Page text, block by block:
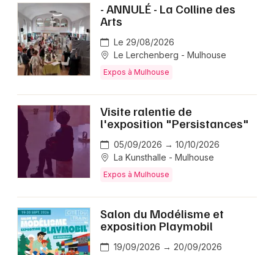
- ANNULÉ - La Colline des
Arts
Le 29/08/2026
Le Lerchenberg - Mulhouse
Expos à Mulhouse
Visite ralentie de
l'exposition "Persistances"
05/09/2026 → 10/10/2026
La Kunsthalle - Mulhouse
Expos à Mulhouse
Salon du Modélisme et
exposition Playmobil
19/09/2026 → 20/09/2026